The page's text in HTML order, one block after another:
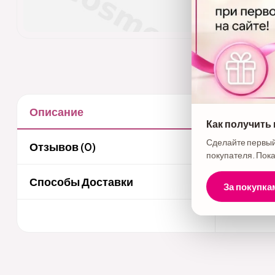
Описание
Отзывов (0)
Способы Доставки
Бренд -
волос с
идеально
блеск.
Как получить
Сделайте
покупателя.
За